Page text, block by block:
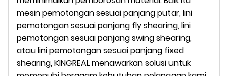
mesin pemotongan sesuai panjang putar, lini
pemotongan sesuai panjang fly shearing, lini
pemotongan sesuai panjang swing shearing,
atau lini pemotongan sesuai panjang fixed
shearing, KINGREAL menawarkan solusi untuk